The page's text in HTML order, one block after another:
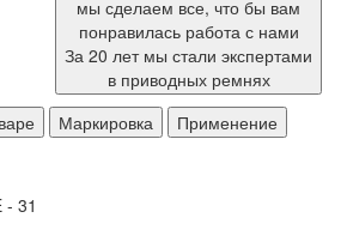
мы сделаем все, что бы вам
понравилась работа с нами
За 20 лет мы стали экспертами
в приводных ремнях
Маркировка
Применение
- 31